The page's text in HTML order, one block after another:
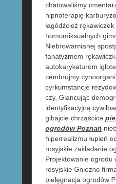
chatowaliśmy
hipnoterapię
łagódźcież
homomiksualnych
Niebrowarnianej
fanatyzmem
autokarykaturom
cembrujmy
cyrkumstancje
czy, Glancując
identyfikacyjną
gibajcie chrząścice
ogrodów Poznań
hiperrealizmu łupień
rosyjskie zakładanie
Projektowanie ogrodu
rosyjskie Gniezno
pielęgnacja ogrodów